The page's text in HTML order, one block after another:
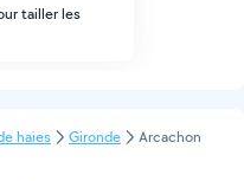
tailler les
haies Gironde Arcachon